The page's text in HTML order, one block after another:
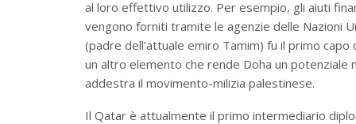
al loro effettivo utilizzo. Per esempio, gli aiuti
vengono forniti tramite le agenzie delle Nazioni
(padre dell’attuale emiro Tamim) fu il primo capo
un altro elemento che rende Doha un potenziale
addestra il movimento-milizia palestinese.
Il Qatar è attualmente il primo intermediario